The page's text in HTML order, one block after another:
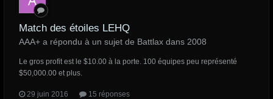
Match des étoiles LEHQ
AAA+ a répondu à un sujet de Battlax dans 2008
Le gros profit est le $10.00 à la porte. 100 équipes peu représenté
$50,000.00 et plus.
29 juin 2016 15 réponses